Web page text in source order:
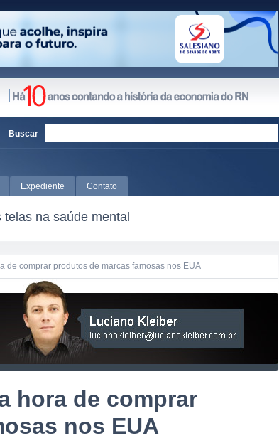
Buscar
Expediente Contato
na saúde mental
de comprar produtos de marcas famosas nos EUA
hora de comprar
nos EUA